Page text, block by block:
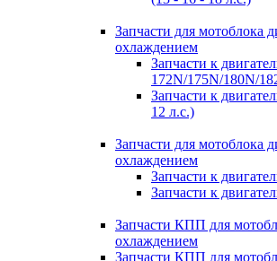
Запчасти для мотоблока
охлаждением
Запчасти к
172N/175N/180N/
Запчасти к
12 л.с.)
Запчасти для мотоблока
охлаждением
Запчасти к
Запчасти к
Запчасти КПП для
охлаждением
Запчасти КПП для